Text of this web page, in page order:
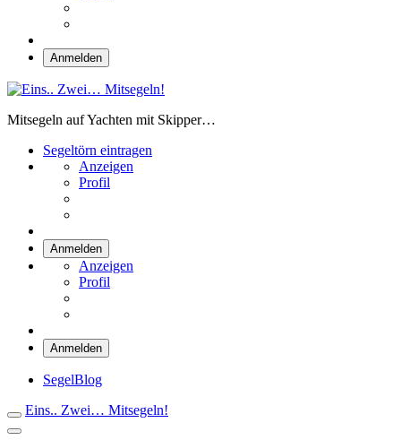
Anmelden
Mitsegeln auf Yachten mit Skipper…
Segeltörn eintragen
Anzeigen
Profil
Anmelden
Anzeigen
Profil
Anmelden
SegelBlog
Eins.. Zwei… Mitsegeln!